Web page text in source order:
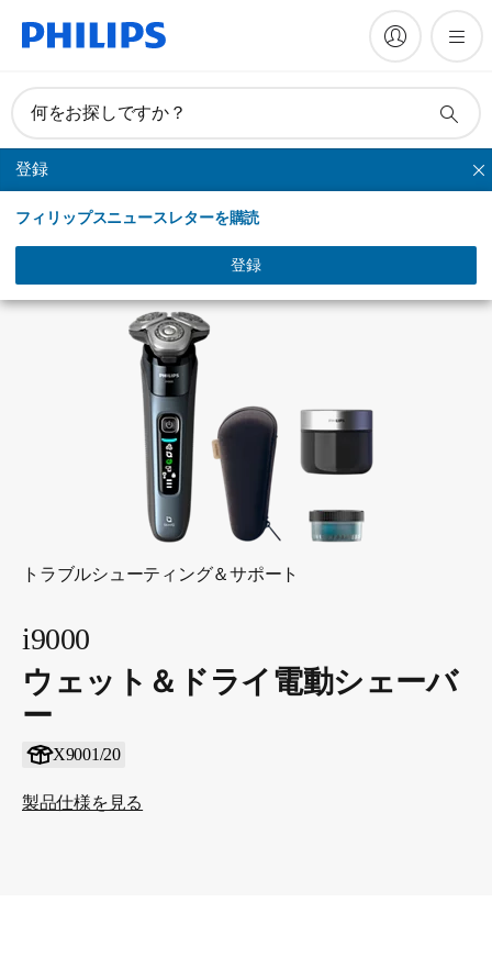
何をお探しですか？
登録
フィリップスニュースレターを購読
登録
シリーズシェーバー
トラブルシューティング＆サポート
i9000
ウェット＆ドライ電動シェーバ
ー
X9001/20
製品仕様を見る
製品を登録